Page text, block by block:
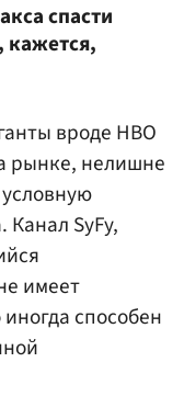
спасти
кажется,
вроде HBO
рынке, нелишне
SyFy,
имеет
способен